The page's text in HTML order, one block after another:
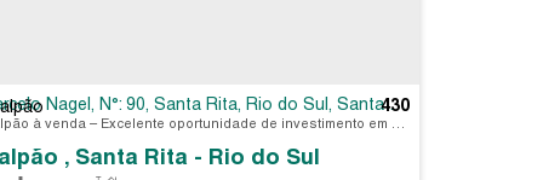
,Brasil 430
, Santa Rita - Rio do Sul
Nagel, N°: 90,Santa Rita, Rio do Sul,Santa Catarina
Galpão à venda – Excelente oportunidade de investimento em Rio do Sul Valor: R$ 300.000,00 Galpão localizado na Rua Marcelo Nagel, em uma região estratégica, próximo à BR-470 (200 mts), oferecendo fácil acesso e excelente logística para diversos tipos de atividade. O imóvel possui: Área construída de 205 m²; Terreno com 855 m², proporcionando amplo espaço para ampliação,...